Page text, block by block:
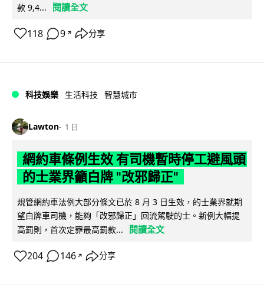
款 9,4...
閱讀全文
118 9 ↗ 分享
科技娛樂 生活科技 智慧城市
Lawton 1 日
網約車條例生效 有司機暫時停工避風頭
的士業界籲白牌 "改邪歸正"
規管網約車法例大部分條文已於 8 月 3 日生效，的士業界就期
望白牌車司機，能夠「改邪歸正」回流駕駛的士。新例大幅提
高罰則，首次定罪最高罰款...
閱讀全文
204 146 ↗ 分享